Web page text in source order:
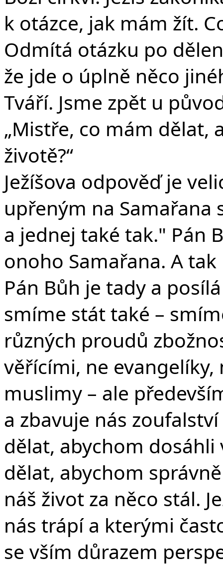
k otázce, jak mám žít.
Odmítá otázku po
že jde o úplně něco
Tváří. Jsme zpět u
„Mistře, co mám dělat,
životě?“
Ježíšova odpověď je
upřeným na Samařana
a jednej také tak." Pán
onoho Samařana. A
Pán Bůh je tady a
smíme stát také –
různých proudů
věřícími, ne evangelíky,
muslimy – ale
a zbavuje nás
dělat, abychom
dělat, abychom
náš život za něco stál.
nás trápí a kterými
se vším důrazem